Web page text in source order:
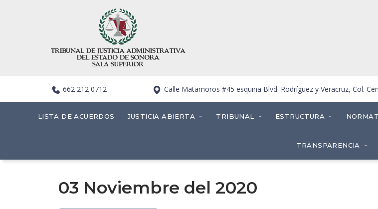
662 212 0712 Calle Matamoros #45 esquina Blvd. Rodríguez y Veracruz, Col.
LISTA DE ACUERDOS JUSTICIA ABIERTA TRIBUNAL ESTRUCTURA
TRANSPARENCIA
03 Noviembre del 2020